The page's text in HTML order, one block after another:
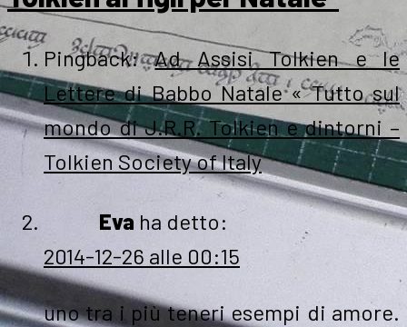
Pingback:Ad Assisi Tolkien e le
Lettere di Babbo Natale « Tutto sul
mondo di J.R.R. Tolkien e dintorni –
Tolkien Society of Italy
Eva ha detto:
2014-12-26 alle 00:15
uno tra i più teneri esempi di amore.